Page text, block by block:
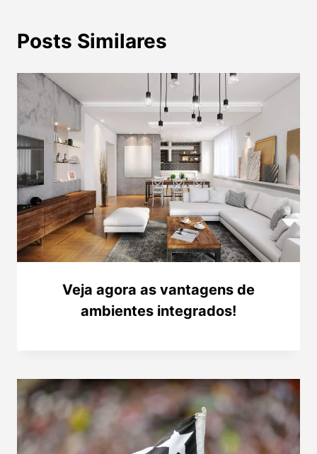
Posts Similares
Veja agora as vantagens de
ambientes integrados!